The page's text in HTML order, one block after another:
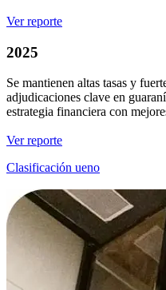
Ver reporte
2025
Se mantienen altas tasas y
adjudicaciones clave en
estrategia financiera con
Ver reporte
Clasificación ueno